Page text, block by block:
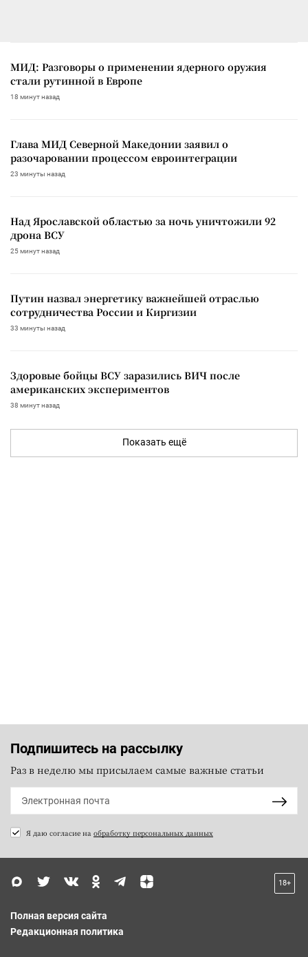
МИД: Разговоры о применении ядерного оружия
стали рутинной в Европе
18 минут назад
Глава МИД Северной Македонии заявил о
разочаровании процессом евроинтеграции
23 минуты назад
Над Ярославской областью за ночь уничтожили 92
дрона ВСУ
25 минут назад
Путин назвал энергетику важнейшей отраслью
сотрудничества России и Киргизии
33 минуты назад
Здоровые бойцы ВСУ заразились ВИЧ после
американских экспериментов
38 минут назад
Показать ещё
Подпишитесь на рассылку
Раз в неделю мы присылаем самые важные статьи
Я даю согласие на обработку персональных данных
18+
Полная версия сайта
Редакционная политика